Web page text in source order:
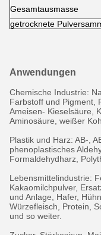
Gesamtausmasse
getrocknete
Anwendungen
Chemische Industrie:
Farbstoff und Pigment,
Ameisen- Kieselsäure,
Aminosäure, weißer
Plastik und Harz: AB-,
phenoplastisches
Formaldehydharz,
Lebensmittelindustrie:
Kakaomilchpulver,
und Anlage, Hafer,
Würzefleisch, Protein,
und so weiter.